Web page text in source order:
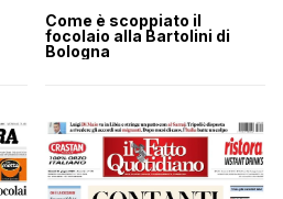
Come è scoppiato il
focolaio alla Bartolini di
Bologna